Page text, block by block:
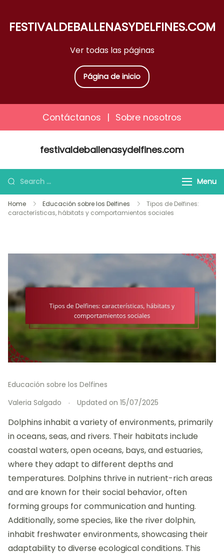
Ver todas las páginas
FESTIVALDEBALLENASYDELFINES.COM
Página de inicio
Contáctanos | Sobre nosotros
festivaldeballenasydelfines.com
Search
for:
Menu
Home Educación sobre los Delfines
Tipos de Delfines:
características, hábitats y comportamientos sociales
Educación sobre los Delfines
Valeria Salgado
Updated on 15/07/2025
Dolphins inhabit a variety of environments, primarily
in oceans, seas, and rivers. Their habitats include
coastal waters, open oceans, bays, and estuaries,
where they adapt to different depths and
temperatures. Dolphins thrive in nutrient-rich areas
and are known for their social behavior, often
forming groups for communication and hunting.
Additionally, some species, like the river dolphin,
inhabit freshwater environments, showcasing their
adaptability to diverse ecological conditions. This